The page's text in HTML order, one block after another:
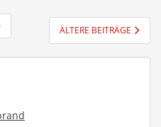
ÄLTERE BEITRÄGE